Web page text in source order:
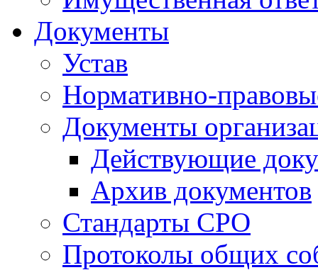
Документы
Устав
Нормативно-
Документы
Действующие
Архив документов
Стандарты СРО
Протоколы общих